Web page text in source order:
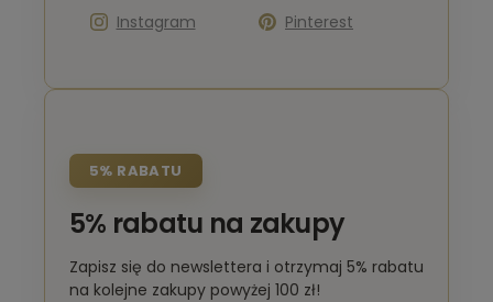
Instagram Pinterest
5% RABATU
5% rabatu na zakupy
Zapisz się do newslettera i otrzymaj 5% rabatu
na kolejne zakupy powyżej 100 zł!